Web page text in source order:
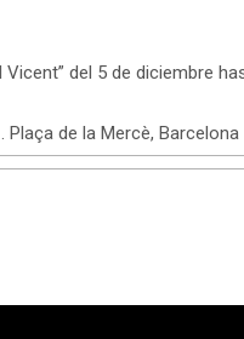
del 5 de diciembre
Plaça de la Mercè, Barcelona